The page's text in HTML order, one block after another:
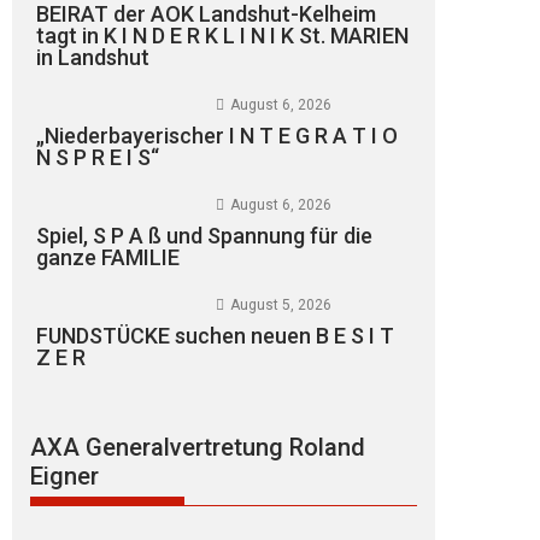
BEIRAT der AOK Landshut-Kelheim
tagt in K I N D E R K L I N I K St. MARIEN
in Landshut
August 6, 2026
„Niederbayerischer I N T E G R A T I O
N S P R E I S“
August 6, 2026
Spiel, S P A ß und Spannung für die
ganze FAMILIE
August 5, 2026
FUNDSTÜCKE suchen neuen B E S I T
Z E R
AXA Generalvertretung Roland
Eigner